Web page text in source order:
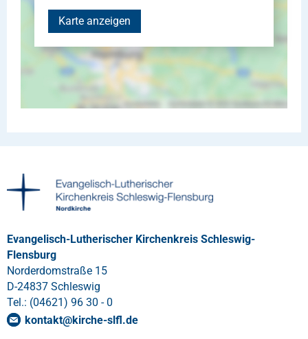
Karte anzeigen
Evangelisch-Lutherischer Kirchenkreis Schleswig-
Flensburg
Norderdomstraße 15
D-24837 Schleswig
Tel.: (04621) 96 30 - 0
kontakt@kirche-slfl.de